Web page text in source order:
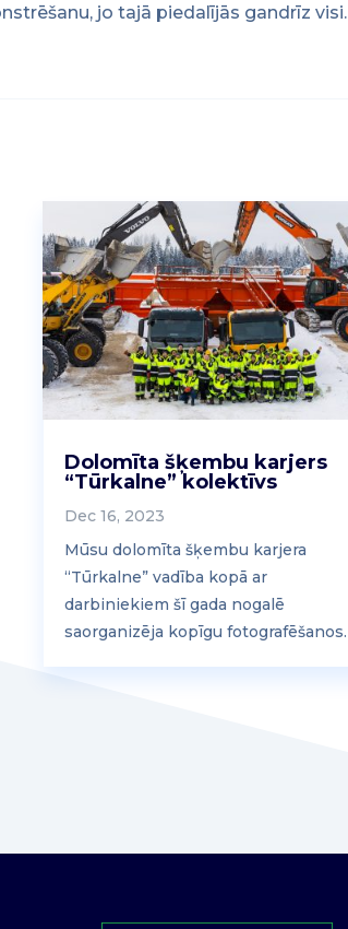
jo tajā piedalījās gandrīz visi.
Dolomīta šķembu karjers
“Tūrkalne” kolektīvs
Dec 16, 2023
Mūsu dolomīta šķembu karjera
“Tūrkalne” vadība kopā ar
darbiniekiem šī gada nogalē
saorganizēja kopīgu fotografēšanos.